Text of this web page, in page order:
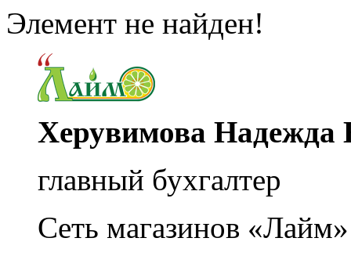
Элемент не найден!
Херувимова Надежда
главный бухгалтер
Сеть магазинов «Лайм»